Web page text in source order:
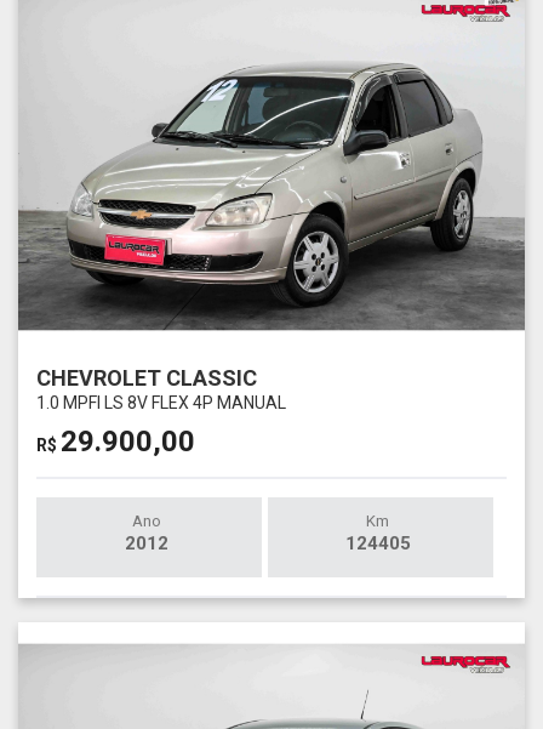
CHEVROLET CLASSIC
1.0 MPFI LS 8V FLEX 4P MANUAL
R$ 29.900,00
Ano
2012
Km
124405